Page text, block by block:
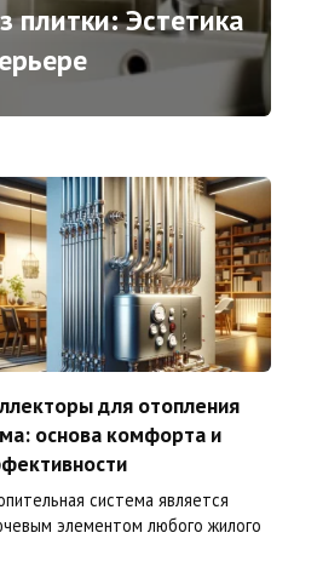
плитки: Эстетика
для отопления
основа комфорта и
система является
элементом любого жилого